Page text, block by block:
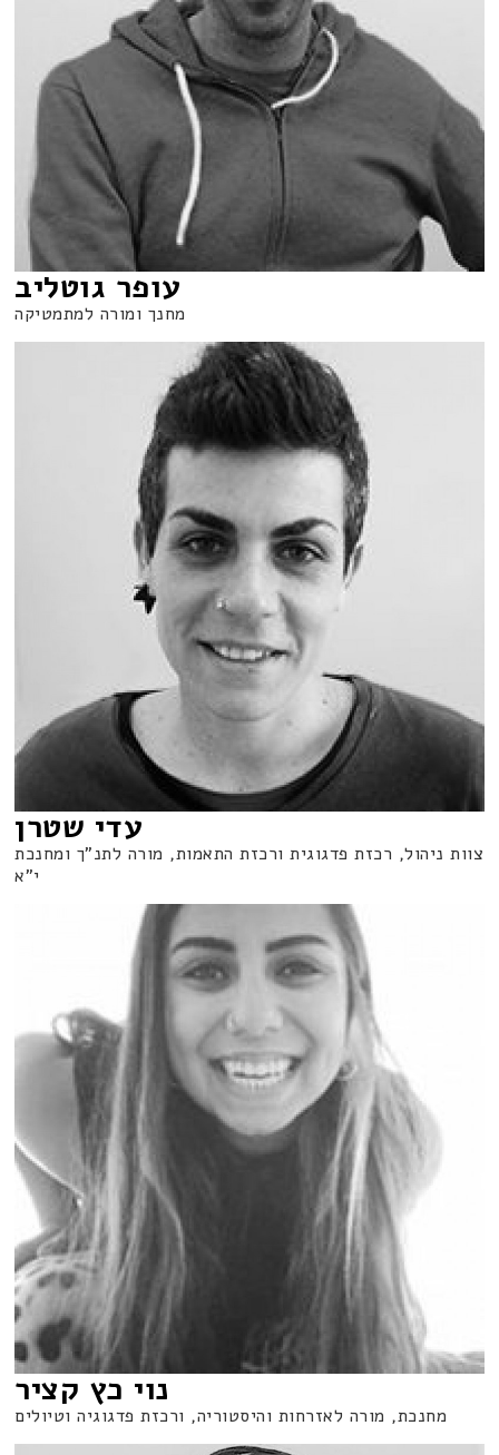
עופר גוטליב
מחנך ומורה למתמטיקה
עדי שטרן
צוות ניהול, רכזת פדגוגית ורכזת התאמות, מורה לתנ"ך ומחנכת
י"א
נוי כץ קציר
מחנכת, מורה לאזרחות והיסטוריה, ורכזת פדגוגיה וטיולים